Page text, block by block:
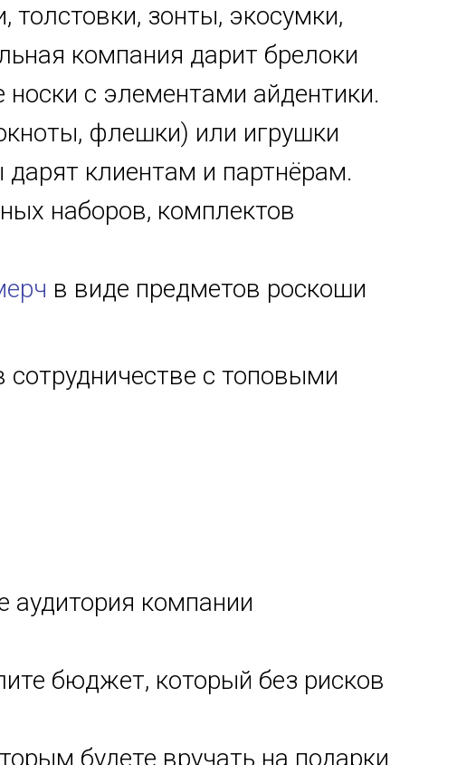
зонты, экосумки,
компания дарит брелоки
с элементами айдентики.
флешки) или игрушки
клиентам и партнёрам.
наборов, комплектов
в виде предметов роскоши
сотрудничестве с топовыми
аудитория компании
бюджет, который без рисков
будете вручать на подарки